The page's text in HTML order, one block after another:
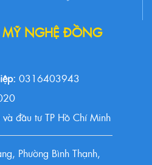
NGHỆ ĐỒNG
0316403943
đầu tư TP Hồ Chí Minh
Phường Bình Thạnh,